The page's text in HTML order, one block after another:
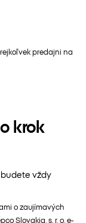
predajni na
krok
vždy
o zaujímavých
Slovakia, s. r. o. e-